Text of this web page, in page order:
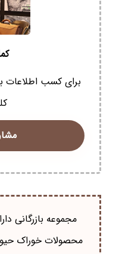
برای کسب اطلاعات
مجموعه بازرگانی
محصولات خوراک